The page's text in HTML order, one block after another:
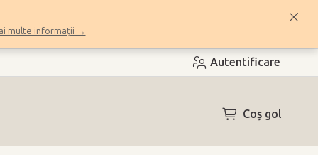
multe informații →
Autentificare
COŞ
Coş gol